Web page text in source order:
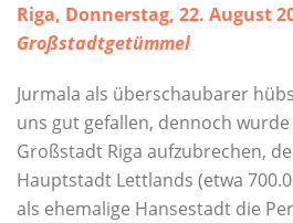
Riga, Donnerstag, 22. August
Großstadtgetümmel
Jurmala als überschaubarer
uns gut gefallen, dennoch
Großstadt Riga aufzubrechen,
Hauptstadt Lettlands (etwa
als ehemalige Hansestadt die